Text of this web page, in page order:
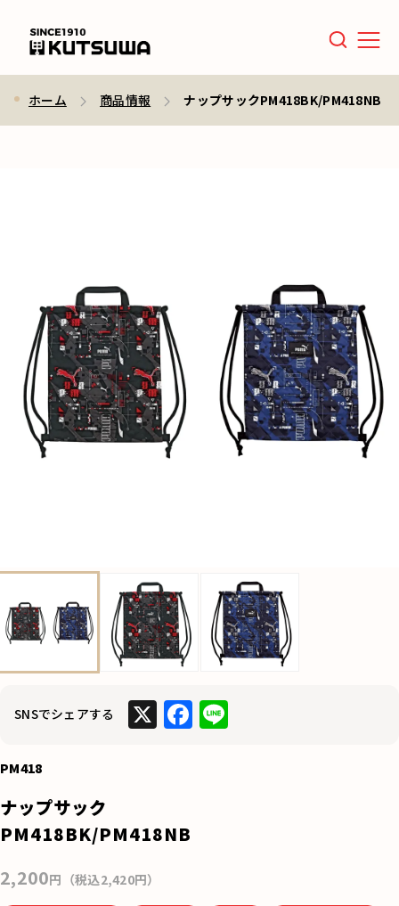
Menu
ホーム 商品情報 ナップサックPM418BK/PM418NB
SNSでシェアする X F Li
PM418
ナップサック
PM418BK/PM418NB
2,200円（税込2,420円）